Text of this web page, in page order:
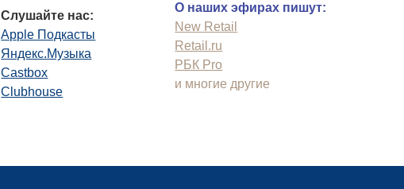
Слушайте нас:
Apple Подкасты
Яндекс.Музыка
Castbox
Clubhouse
О наших эфирах пишут:
New Retail
Retail.ru
РБК Pro
и многие другие